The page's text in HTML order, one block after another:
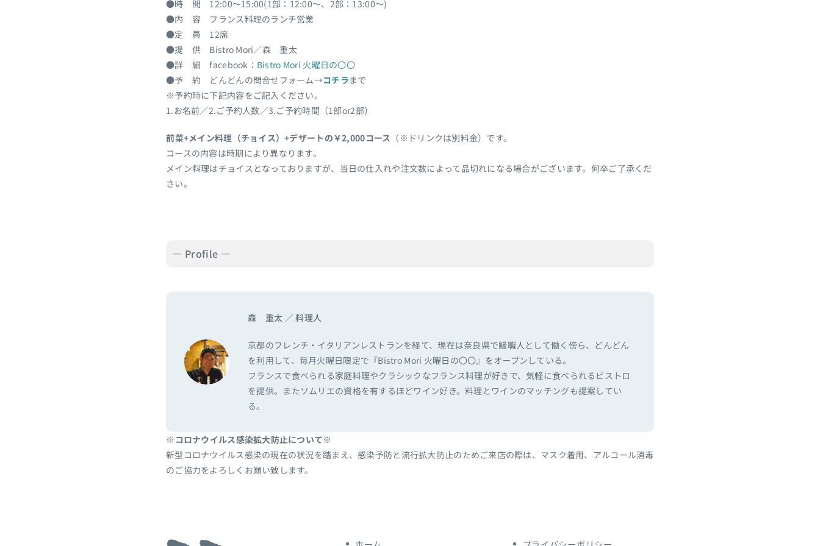
●時 間 12:00～15:00(1部：12:00～、2部：13:00～)
●内 容 フランス料理のランチ営業
●定 員 12席
●提 供 Bistro Mori／森 重太
●詳 細 facebook： Bistro Mori 火曜日の〇〇
●予 約 どんどんの問合せフォーム→コチラまで
※予約時に下記内容をご記入ください。
1.お名前／2.ご予約人数／3.ご予約時間（1部or2部）
前菜+メイン料理（チョイス）+デザートの￥2,000コース （※ドリンクは別料金）です。
コースの内容は時期により異なります。
メイン料理はチョイスとなっておりますが、当日の仕入れや注文数によって品切れになる場合がございます。何卒ご了承くだ
さい。
― Profile ―
森 重太 ／ 料理人
京都のフレンチ・イタリアンレストランを経て、現在は奈良県で鰻職人として働く傍ら、どんどん
を利用して、毎月火曜日限定で『Bistro Mori 火曜日の〇〇』をオープンしている。
フランスで食べられる家庭料理やクラシックなフランス料理が好きで、気軽に食べられるビストロ
を提供。またソムリエの資格を有するほどワイン好き。料理とワインのマッチングも提案してい
る。
※コロナウイルス感染拡大防止について※
新型コロナウイルス感染の現在の状況を踏まえ、感染予防と流行拡大防止のためご来店の際は、マスク着用、アルコール消毒
のご協力をよろしくお願い致します。